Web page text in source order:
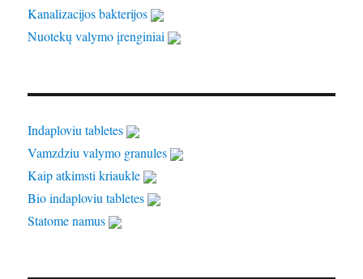
Kanalizacijos bakterijos
Nuotekų valymo įrenginiai
Indaploviu tabletes
Vamzdziu valymo granules
Kaip atkimsti kriaukle
Bio indaploviu tabletes
Statome namus